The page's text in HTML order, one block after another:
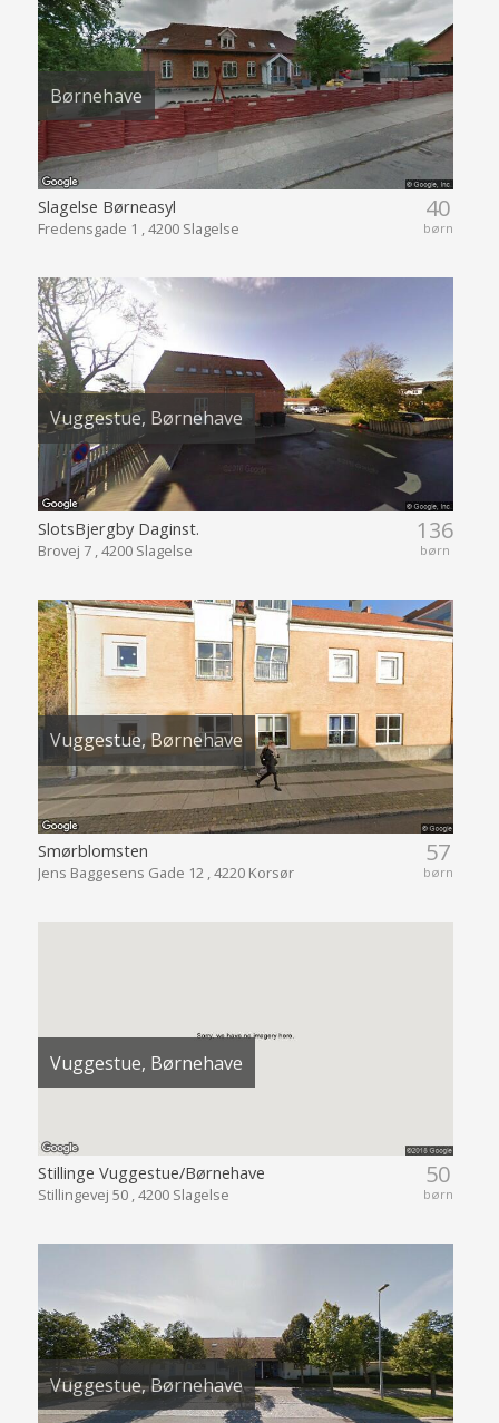
Børnehave
40
børn
Slagelse Børneasyl
Fredensgade 1 , 4200 Slagelse
Vuggestue, Børnehave
136
børn
SlotsBjergby Daginst.
Brovej 7 , 4200 Slagelse
Vuggestue, Børnehave
57
børn
Smørblomsten
Jens Baggesens Gade 12 , 4220 Korsør
Vuggestue, Børnehave
50
børn
Stillinge Vuggestue/Børnehave
Stillingevej 50 , 4200 Slagelse
Vuggestue, Børnehave